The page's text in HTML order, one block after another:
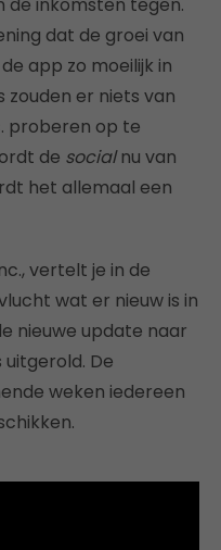
dat de groei van
app zo moeilijk in
zouden er niets van
proberen op te
de socialnu van
het allemaal een
vertelt je in de
wat er nieuw is in
nieuwe update naar
De
weken iedereen